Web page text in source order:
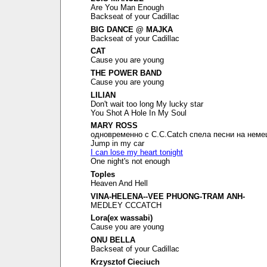
Are You Man Enough
Backseat of your Cadillac
BIG DANCE @ MAJKA
Backseat of your Cadillac
CAT
Cause you are young
THE POWER BAND
Cause you are young
LILIAN
Don't wait too long My lucky star
You Shot A Hole In My Soul
MARY ROSS
одновременно с C.C.Catch спела песни на
Jump in my car
I can lose my heart tonight
One night's not enough
Toples
Heaven And Hell
VINA-HELENA--VEE PHUONG-TRAM ANH-
MEDLEY CCCATCH
Lora(ex wassabi)
Cause you are young
ONU BELLA
Backseat of your Cadillac
Krzysztof Cieciuch